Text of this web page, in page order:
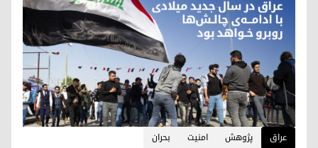
عراق پژوهش امنیت بحران